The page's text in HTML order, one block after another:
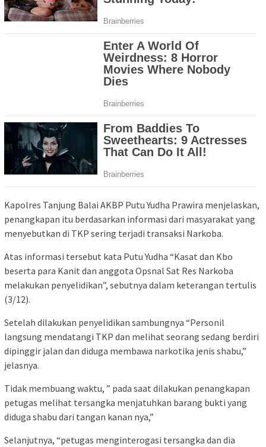
Kapolres Tanjung Balai AKBP Putu Yudha Prawira menjelaskan,
penangkapan itu berdasarkan informasi dari masyarakat yang
menyebutkan di TKP sering terjadi transaksi Narkoba.
Atas informasi tersebut kata Putu Yudha “Kasat dan Kbo
beserta para Kanit dan anggota Opsnal Sat Res Narkoba
melakukan penyelidikan”, sebutnya dalam keterangan tertulis
(3/12).
Setelah dilakukan penyelidikan sambungnya “Personil
langsung mendatangi TKP dan melihat seorang sedang berdiri
dipinggir jalan dan diduga membawa narkotika jenis shabu,”
jelasnya.
Tidak membuang waktu, ” pada saat dilakukan penangkapan
petugas melihat tersangka menjatuhkan barang bukti yang
diduga shabu dari tangan kanan nya,”
Selanjutnya, “petugas menginterogasi tersangka dan dia